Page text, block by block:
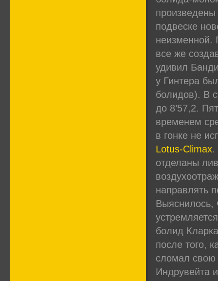
подвеске
неизменной.
все же
удивил
у Гинтера
болидов). В
до 8’57,2.
временем
в гонке не
Lotus-Climax.
отделаны
направлять
Выяснилось,
болид
после того,
сломал свою
Индрувейта